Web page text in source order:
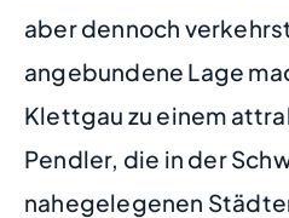
aber dennoch
angebundene Lage
Klettgau zu einem
Pendler, die in der
nahegelegenen